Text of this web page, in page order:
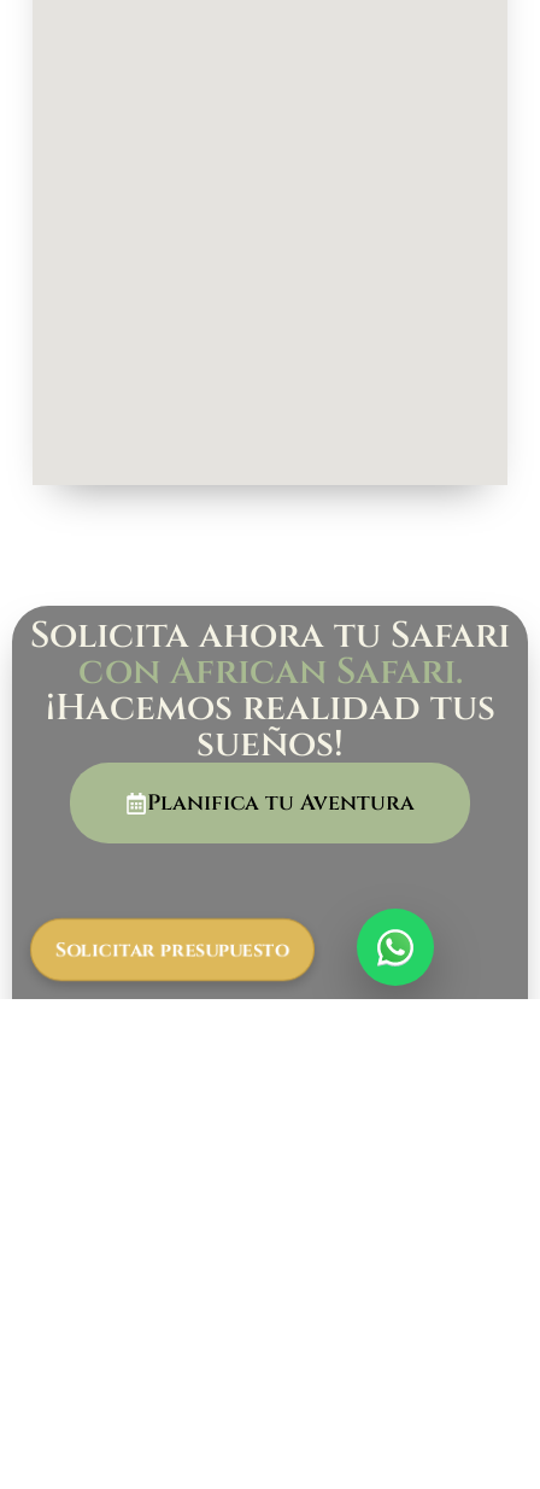
Solicita ahora tu Safari
con African Safari.
¡Hacemos realidad tus
sueños!
Planifica tu Aventura
Solicitar presupuesto